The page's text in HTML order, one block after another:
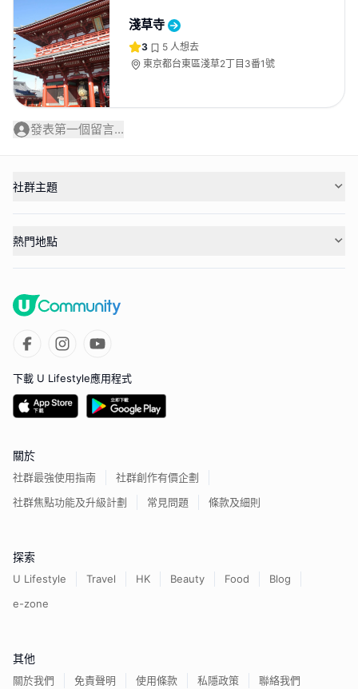
淺草寺
3 5 人想去
東京都台東區淺草2丁目3番1號
發表第一個留言...
社群主題
熱門地點
下載 U Lifestyle應用程式
關於
社群最強使用指南
社群創作有價企劃
社群焦點功能及升級計劃
常見問題 條款及細則
探索
U Lifestyle Travel HK Beauty Food
Blog
e-zone
其他
關於我們 免責聲明 使用條款 私隱政策 聯絡我們